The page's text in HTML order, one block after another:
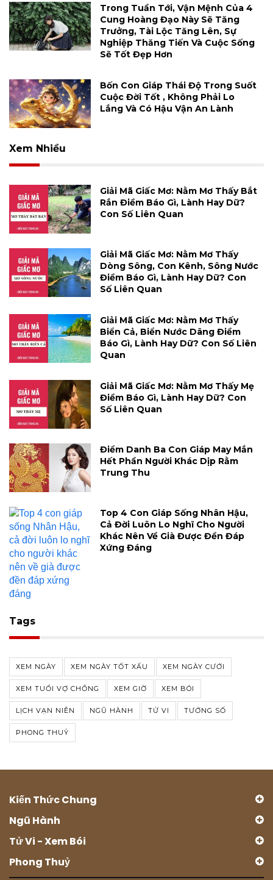
Trong Tuần Tới, Vận Mệnh Của 4
Cung Hoàng Đạo Này Sẽ Tăng
Trưởng, Tài Lộc Tăng Lên, Sự
Nghiệp Thăng Tiến Và Cuộc Sống
Sẽ Tốt Đẹp Hơn
Bốn Con Giáp Thái Độ Trong Suốt
Cuộc Đời Tốt , Không Phải Lo
Lắng Và Có Hậu Vận An Lành
Xem Nhiều
Giải Mã Giấc Mơ: Nằm Mơ Thấy Bắt
Rắn Điềm Báo Gì, Lành Hay Dữ?
Con Số Liên Quan
Giải Mã Giấc Mơ: Nằm Mơ Thấy
Dòng Sông, Con Kênh, Sông Nước
Điềm Báo Gì, Lành Hay Dữ? Con
Số Liên Quan
Giải Mã Giấc Mơ: Nằm Mơ Thấy
Biển Cả, Biển Nước Dâng Điềm
Báo Gì, Lành Hay Dữ? Con Số Liên
Quan
Giải Mã Giấc Mơ: Nằm Mơ Thấy Mẹ
Điềm Báo Gì, Lành Hay Dữ? Con
Số Liên Quan
Điểm Danh Ba Con Giáp May Mắn
Hết Phần Người Khác Dịp Rằm
Trung Thu
Top 4 Con Giáp Sống Nhân Hậu,
Cả Đời Luôn Lo Nghĩ Cho Người
Khác Nên Về Già Được Đền Đáp
Xứng Đáng
Tags
XEM NGÀY XEM NGÀY TỐT XẤU XEM NGÀY CƯỚI
XEM TUỔI VỢ CHỒNG XEM GIỜ XEM BÓI
LỊCH VẠN NIÊN NGŨ HÀNH TỬ VI TƯỚNG SỐ
PHONG THUỶ
Kiến Thức Chung
Ngũ Hành
Tử Vi - Xem Bói
Phong Thuỷ